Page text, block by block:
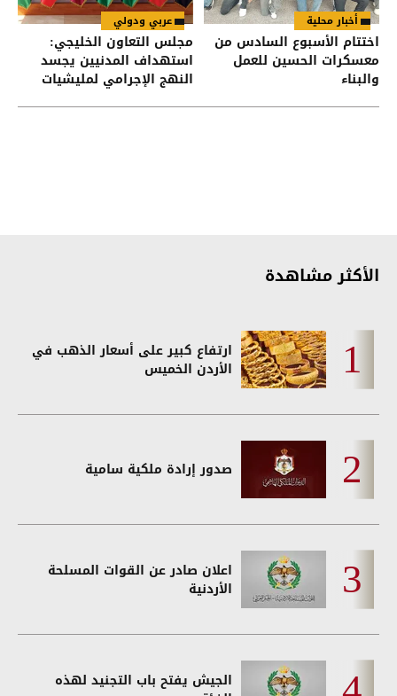
أخبار محلية
اختتام الأسبوع السادس من
معسكرات الحسين للعمل
والبناء
عربي ودولي
مجلس التعاون الخليجي:
استهداف المدنيين يجسد
النهج الإجرامي لمليشيات
الأكثر مشاهدة
ارتفاع كبير على أسعار الذهب في
الأردن الخميس
صدور إرادة ملكية سامية
اعلان صادر عن القوات المسلحة
الأردنية
الجيش يفتح باب التجنيد لهذه